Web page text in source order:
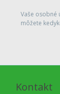
Vaše osobné
môžete
Kontakt